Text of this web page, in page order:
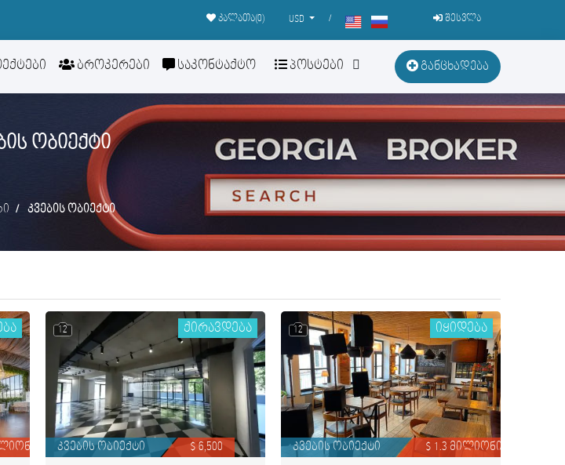
კალათა(0) USD / შესვლა
ბროკერები საკონტაქტო პოსტები განცხადება
ᲝᲑᲘᲔᲥᲢᲘ
კვების ობიექტი
12 ქირავდება
კვების ობიექტი $ 6,500
12 იყიდება
კვების ობიექტი $ 1.3 მილიონი